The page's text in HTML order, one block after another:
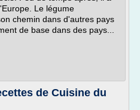
Le légume
chemin dans d'autres pays
de base dans des pays...
de Cuisine du